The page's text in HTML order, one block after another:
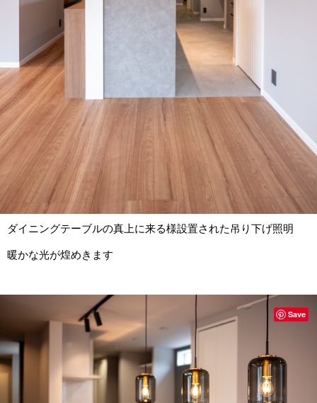
ダイニングテーブルの真上に来る様設置された吊り下げ照明
暖かな光が煌めきます
Save